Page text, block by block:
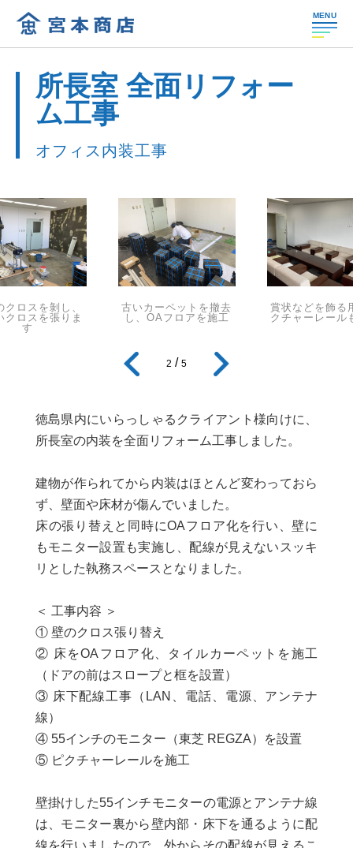
MENU
所長室 全面リフォー
ム工事
オフィス内装工事
クロスを剝し、
クロスを張りま
す
古いカーペットを撤去
し、OAフロアを施工
賞状などを飾る
クチャーレール
2 / 5
徳島県内にいらっしゃるクライアント様向けに、
所長室の内装を全面リフォーム工事しました。
建物が作られてから内装はほとんど変わっておら
ず、壁面や床材が傷んでいました。
床の張り替えと同時にOAフロア化を行い、壁に
もモニター設置も実施し、配線が見えないスッキ
リとした執務スペースとなりました。
＜ 工事内容 ＞
① 壁のクロス張り替え
② 床をOAフロア化、タイルカーペットを施工
（ドアの前はスロープと框を設置）
③ 床下配線工事（LAN、電話、電源、アンテナ
線）
④ 55インチのモニター（東芝 REGZA）を設置
⑤ ピクチャーレールを施工
壁掛けした55インチモニターの電源とアンテナ線
は、モニター裏から壁内部・床下を通るように配
線を行いましたので、外からその配線が見えるこ